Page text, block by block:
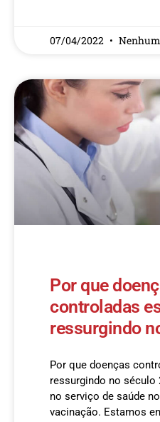
07/04/2022
Por que
controladas
ressurgindo
Por que doenças
ressurgindo no século
no serviço de saúde
vacinação. Estamos